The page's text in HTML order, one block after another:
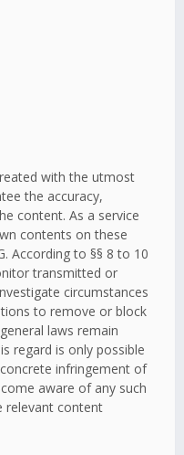
with the utmost
the accuracy,
content. As a service
contents on these
According to §§ 8 to 10
transmitted or
circumstances
to remove or block
laws remain
regard is only possible
infringement of
aware of any such
relevant content